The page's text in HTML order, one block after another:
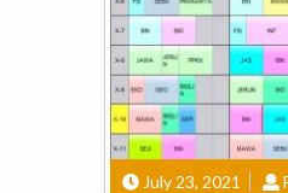
July 23, 2021